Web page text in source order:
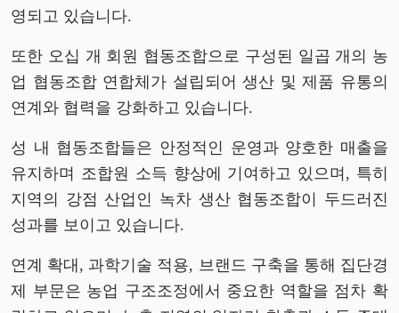
영되고 있습니다.
또한 오십 개 회원 협동조합으로 구성된 일곱 개의 농
업 협동조합 연합체가 설립되어 생산 및 제품 유통의
연계와 협력을 강화하고 있습니다.
성 내 협동조합들은 안정적인 운영과 양호한 매출을
유지하며 조합원 소득 향상에 기여하고 있으며 , 특히
지역의 강점 산업인 녹차 생산 협동조합이 두드러진
성과를 보이고 있습니다.
연계 확대, 과학기술 적용, 브랜드 구축을 통해 집단경
제 부문은 농업 구조조정에서 중요한 역할을 점차 확